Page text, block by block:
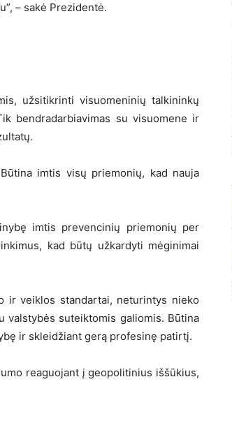
– sakė Prezidentė.
užsitikrinti visuomeninių talkininkų
bendradarbiavimas su visuomene ir
imtis visų priemonių, kad nauja
imtis prevencinių priemonių per
kad būtų užkardyti mėginimai
ir veiklos standartai, neturintys nieko
valstybės suteiktomis galiomis. Būtina
ir skleidžiant gerą profesinę patirtį.
reaguojant į geopolitinius iššūkius,